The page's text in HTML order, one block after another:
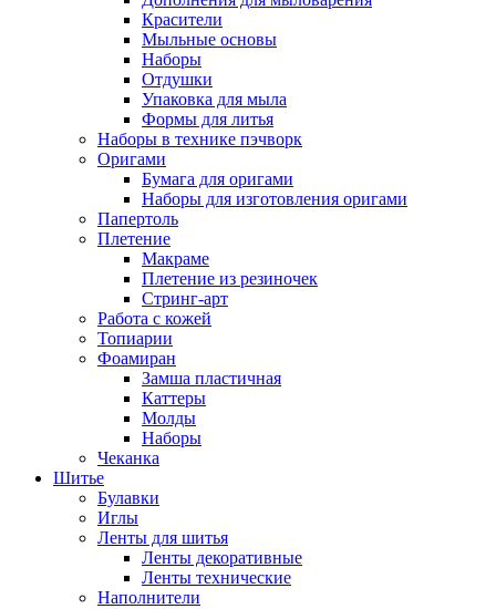
Красители
Мыльные основы
Наборы
Отдушки
Упаковка для мыла
Формы для литья
Наборы в технике пэчворк
Оригами
Бумага для оригами
Наборы для изготовления оригами
Папертоль
Плетение
Макраме
Плетение из резиночек
Стринг-арт
Работа с кожей
Топиарии
Фоамиран
Замша пластичная
Каттеры
Молды
Наборы
Чеканка
Шитье
Булавки
Иглы
Ленты для шитья
Ленты декоративные
Ленты технические
Наполнители